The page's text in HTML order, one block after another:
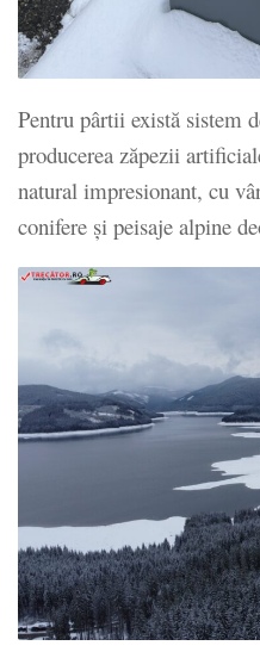
Pentru pârtii există sistem
producerea zăpezii
natural impresionant, cu
conifere și peisaje alpine